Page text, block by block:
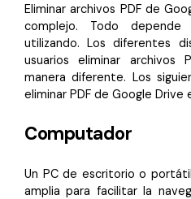
Eliminar archivos PDF de
complejo. Todo
utilizando. Los diferentes
usuarios eliminar archivos
manera diferente. Los
eliminar PDF de Google
Computador
Un PC de escritorio o
amplia para facilitar la